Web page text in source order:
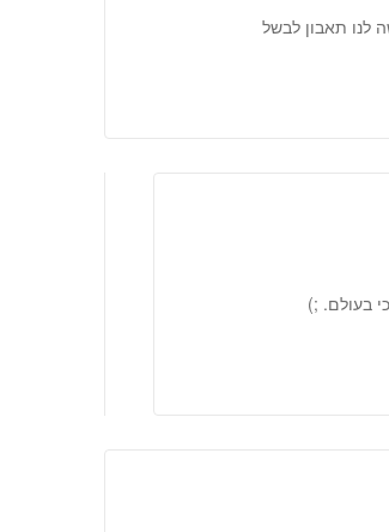
לנו תאבון לבשל
בעולם. ;)